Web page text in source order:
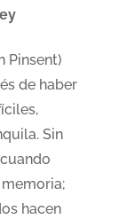
Pinsent)
de haber
Sin
hacen